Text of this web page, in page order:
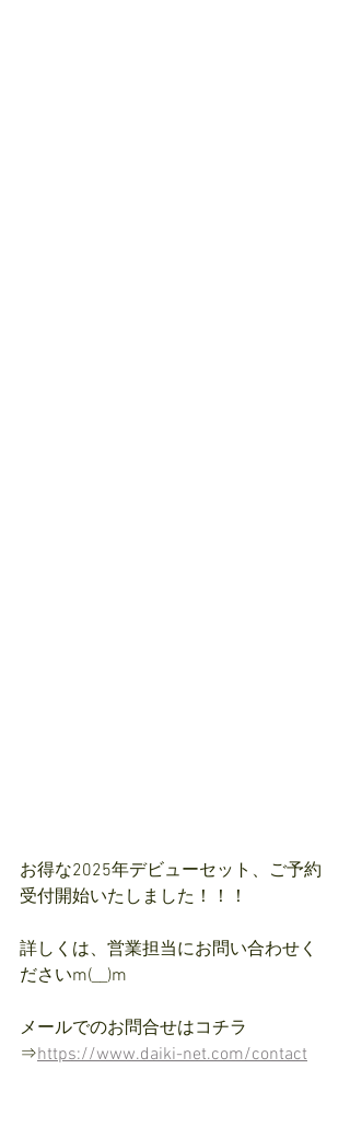
お得な2025年デビューセット、ご予約
受付開始いたしました！！！
詳しくは、営業担当にお問い合わせく
ださいm(__)m
メールでのお問合せはコチラ
⇒https://www.daiki-net.com/contact